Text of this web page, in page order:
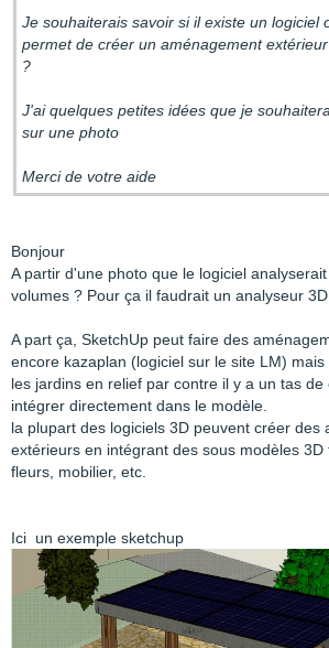
Je souhaiterais savoir si il existe un logiciel
permet de créer un aménagement
?
J'ai quelques petites idées que je
sur une photo
Merci de votre aide
Bonjour
A partir d'une photo que le logiciel
volumes ? Pour ça il faudrait un analyseur 3D.
A part ça, SketchUp peut faire des
encore kazaplan (logiciel sur le site LM)
les jardins en relief par contre il y a un tas de
intégrer directement dans le modèle.
la plupart des logiciels 3D peuvent créer des
extérieurs en intégrant des sous modèles 3D
fleurs, mobilier, etc.
Ici un exemple sketchup